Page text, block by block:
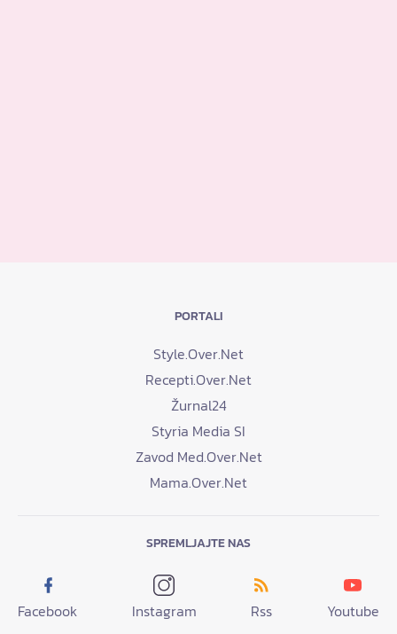
PORTALI
Style.Over.Net
Recepti.Over.Net
Žurnal24
Styria Media SI
Zavod Med.Over.Net
Mama.Over.Net
SPREMLJAJTE NAS
Facebook Instagram Rss Youtube